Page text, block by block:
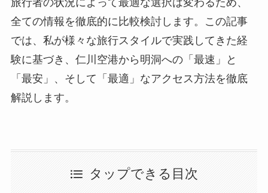
全ての情報を徹底的に比較検討します。この記事
では、私が様々な旅行スタイルで実践してきた経
験に基づき、仁川空港から明洞への「最速」と
「最安」、そして「最適」なアクセス方法を徹底
解説します。
タップできる目次